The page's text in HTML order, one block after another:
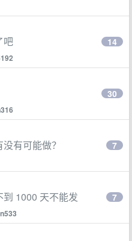
吧 14
30
有可能做？ 7
1000 天不能发 7